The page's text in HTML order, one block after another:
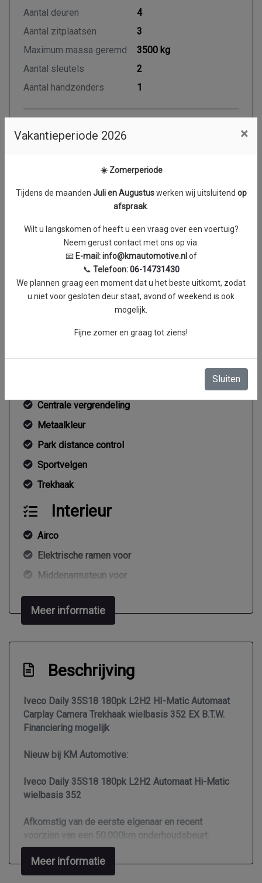
Aantal deuren
4
Aantal zitplaatsen
3
Maximum massa geremd
3500 kg
Aantal sleutels
2
Aantal handzenders
1
Motor en transmissie
Aantal cilinders
Vermogen
132 kW / 179 PK
0 Nm
Centrale vergrendeling
Metaalkleur
Park distance control
Sportvelgen
Trekhaak
Interieur
Airco
Elektrische ramen voor
Middenarmsteun voor
Stuurbekrachtiging
Overige
Anti blokkeer systeem
Anti doorslip regeling
Meer informatie
Beschrijving
Iveco Daily 35S18 180pk L2H2 HI-Matic Automaat
Carplay Camera Trekhaak wielbasis 352 EX B.T.W.
Financiering mogelijk
Nieuw bij KM Automotive:
Iveco Daily 35S18 180pk L2H2 Automaat Hi-Matic
wielbasis 352
Afkomstig van de eerste eigenaar en recent
voorzien van een 50.000km onderhoudsbeurt.
Meest Luxe uitvoering die verkrijgbaar is.
Meer informatie
Vakantieperiode 2026 ×
☀️ Zomerperiode
Tijdens de maanden Juli en Augustuswerken wij uitsluitend op
afspraak.
Wilt u langskomen of heeft u een vraag over een voertuig?
Neem gerust contact met ons op via:
📧 E-mail:info@kmautomotive.nlof
📞 Telefoon:06-14731430
We plannen graag een moment dat u het beste uitkomt, zodat
u niet voor gesloten deur staat, avond of weekend is ook
mogelijk.
Fijne zomer en graag tot ziens!
Sluiten